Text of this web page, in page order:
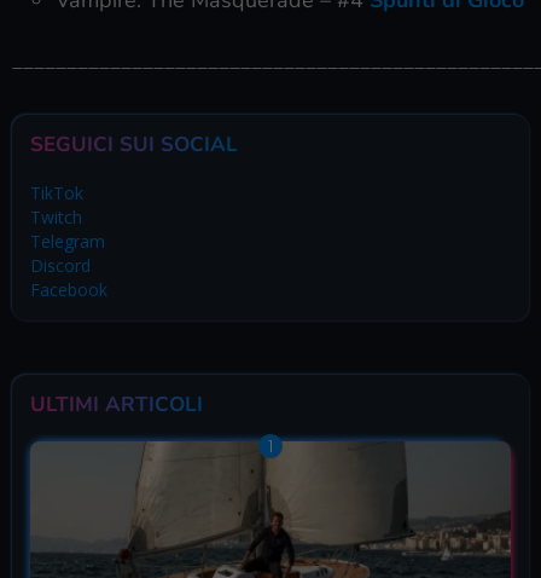
SEGUICI SUI SOCIAL
TikTok
Twitch
Telegram
Discord
Facebook
ULTIMI ARTICOLI